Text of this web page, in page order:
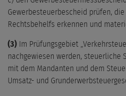
Gewerbesteuerbescheid prüfen,
Rechtsbehelfs erkennen und
(3) Im Prüfungsgebiet
nachgewiesen werden, steuerliche
mit dem Mandanten und dem
Umsatz- und